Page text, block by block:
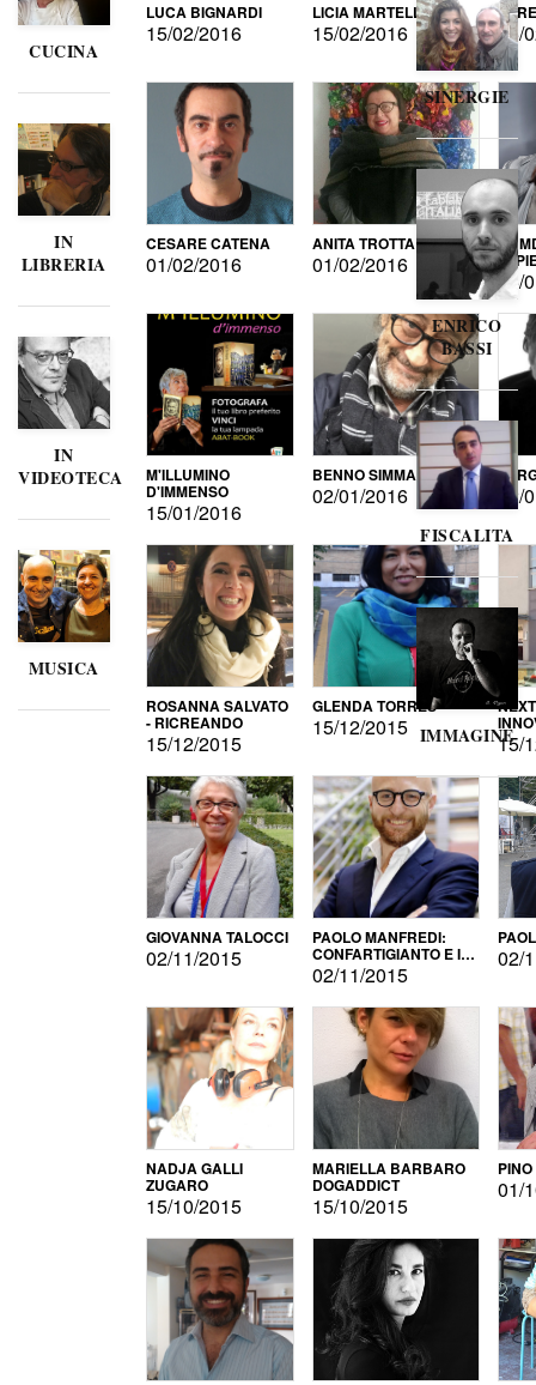
CUCINA
IN
LIBRERIA
IN
VIDEOTECA
MUSICA
LUCA BIGNARDI
15/02/2016
LICIA MARTELLI
15/02/2016 15/
CESARE CATENA
01/02/2016
ANITA TROTTA
01/02/2016 DI
15/
M'ILLUMINO
D'IMMENSO
15/01/2016
BENNO SIMMA
02/01/2016
ROSANNA SALVATO
- RICREANDO
15/12/2015
GLENDA TORRES
15/12/2015
15/
GIOVANNA TALOCCI
02/11/2015
PAOLO MANFREDI:
CONFARTIGIANTO E IL
SONDAGGIO
02/11/2015
02/
NADJA GALLI
ZUGARO
15/10/2015
MARIELLA BARBARO
DOGADDICT
15/10/2015
01/
SINERGIE
ENRICO
BASSI
FISCALITA
IMMAGINE